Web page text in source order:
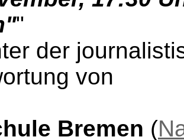
"
der
von
Bremen (